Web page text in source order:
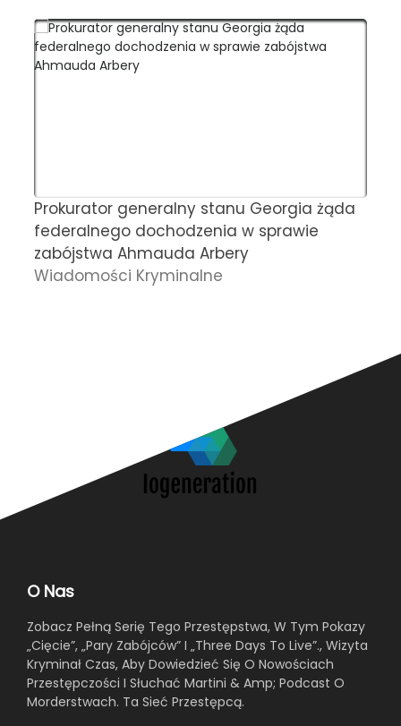
Prokurator generalny stanu Georgia żąda
federalnego dochodzenia w sprawie
zabójstwa Ahmauda Arbery
Wiadomości Kryminalne
O Nas
Zobacz Pełną Serię Tego Przestępstwa, W Tym Pokazy
„Cięcie”, „Pary Zabójców” I „Three Days To Live”., Wizyta
Kryminał Czas, Aby Dowiedzieć Się O Nowościach
Przestępczości I Słuchać Martini & Amp; Podcast O
Morderstwach. Ta Sieć Przestępcą.